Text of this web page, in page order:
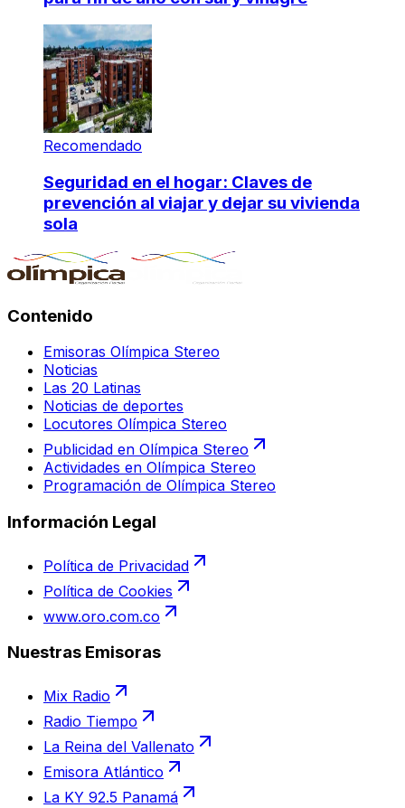
Recomendado
Seguridad en el hogar: Claves de
prevención al viajar y dejar su vivienda
sola
Contenido
Emisoras Olímpica Stereo
Noticias
Las 20 Latinas
Noticias de deportes
Locutores Olímpica Stereo
Publicidad en Olímpica Stereo
Actividades en Olímpica Stereo
Programación de Olímpica Stereo
Información Legal
Política de Privacidad
Política de Cookies
www.oro.com.co
Nuestras Emisoras
Mix Radio
Radio Tiempo
La Reina del Vallenato
Emisora Atlántico
La KY 92.5 Panamá